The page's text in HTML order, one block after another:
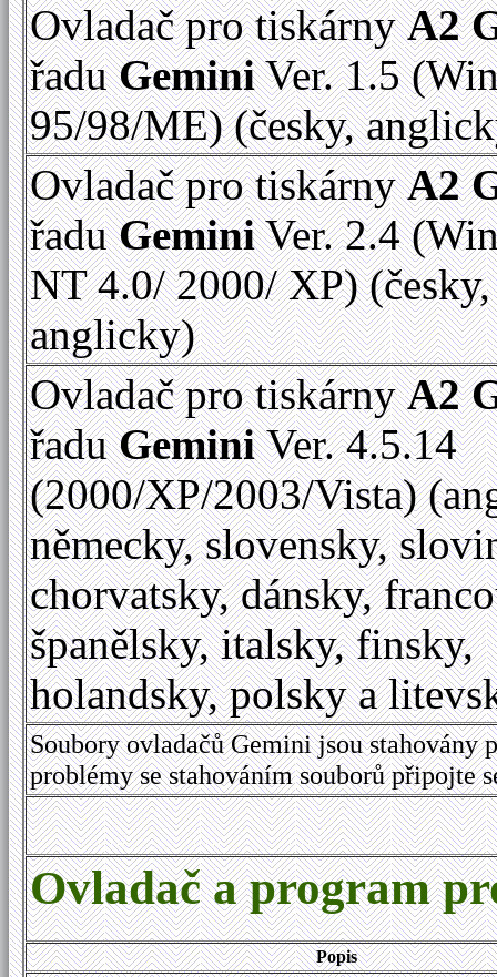
Ovladač pro tiskárnyA2
řaduGeminiVer. 1.5
95/98/ME) (česky,
Ovladač pro tiskárnyA2
řaduGeminiVer. 2.4
NT 4.0/ 2000/ XP) (česky,
anglicky)
Ovladač pro tiskárnyA2
řaduGeminiVer. 4.5.14
(2000/XP/2003/Vista)
německy, slovensky,
chorvatsky, dánsky,
španělsky, italsky, finsky,
holandsky, polsky a
Soubory ovladačů Gemini jsou
problémy se stahováním souborů připojte
Ovladač a program
Popis